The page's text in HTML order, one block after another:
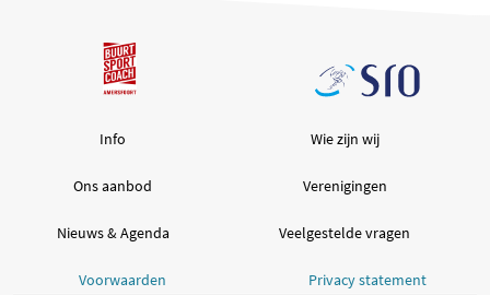
Info
Ons aanbod
Nieuws & Agenda
Wie zijn wij
Verenigingen
Veelgestelde vragen
Voorwaarden Privacy statement